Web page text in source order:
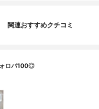
関連おすすめクチコミ
ロバ100◎